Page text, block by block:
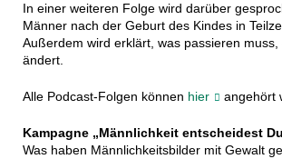
In einer weiteren Folge wird darüber
Männer nach der Geburt des Kindes in
Außerdem wird erklärt, was passieren muss,
ändert.
Alle Podcast-Folgen können hier angehört
Kampagne „Männlichkeit entscheidest
Was haben Männlichkeitsbilder mit Gewalt